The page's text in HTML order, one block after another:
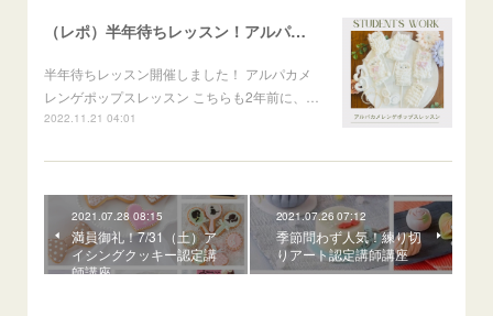
（レポ）半年待ちレッスン！アルパカメレンゲポップス
半年待ちレッスン開催しました！ アルパカメ
レンゲポップスレッスン こちらも2年前に、…
2022.11.21 04:01
2021.07.28 08:15
満員御礼！7/31（土）ア
イシングクッキー認定講
師講座
2021.07.26 07:12
季節問わず人気！練り切
りアート認定講師講座